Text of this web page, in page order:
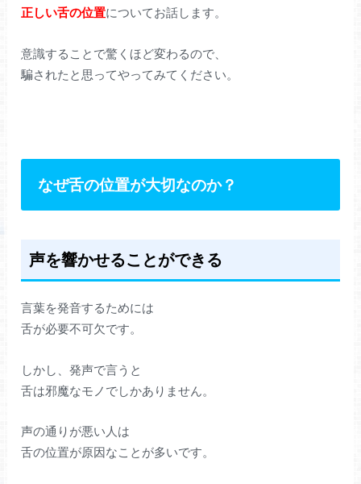
正しい舌の位置についてお話します。
意識することで驚くほど変わるので、
騙されたと思ってやってみてください。
なぜ舌の位置が大切なのか？
声を響かせることができる
言葉を発音するためには
舌が必要不可欠です。
しかし、発声で言うと
舌は邪魔なモノでしかありません。
声の通りが悪い人は
舌の位置が原因なことが多いです。